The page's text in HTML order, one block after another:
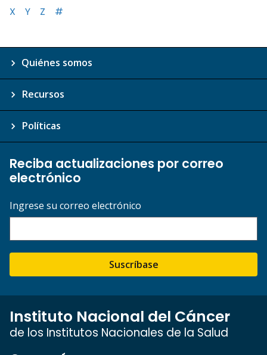
X
Y Z #
Quiénes somos
Recursos
Políticas
Reciba actualizaciones por correo
electrónico
Ingrese su correo electrónico
Suscríbase
Instituto Nacional del Cáncer
de los Institutos Nacionales de la Salud